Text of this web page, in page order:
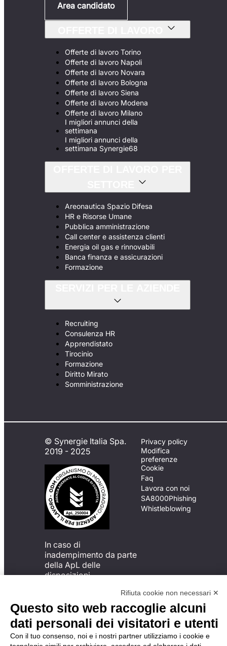
Area candidato
Offerte di lavoro Torino
Offerte di lavoro Napoli
Offerte di lavoro Novara
Offerte di lavoro Bologna
Offerte di lavoro Siena
Offerte di lavoro Modena
Offerte di lavoro Milano
I migliori annunci della
settimana
I migliori annunci della
settimana Synergie68
Areonautica Spazio Difesa
HR e Risorse Umane
Pubblica amministrazione
Call center e assistenza clienti
Energia oil gas e rinnovabili
Banca finanza e assicurazioni
Formazione
Recruiting
Consulenza HR
Apprendistato
Tirocinio
Formazione
Diritto Mirato
Somministrazione
© Synergie Italia Spa.
2019 - 2025
In caso di
inadempimento da parte
della ApL delle
disposizioni
possibile presentare un
reclamo
all’Organismo di
Monitoraggio utilizzando
una delle modalità
Privacy policy
Modifica
preferenze
Cookie
Faq
Lavora con noi
SA8000Phishing
Whistleblowing
Rifiuta cookie non necessari ✕
Questo sito web raccoglie alcuni
dati personali dei visitatori e utenti
Con il tuo consenso, noi e i nostri partner utilizziamo i cookie e